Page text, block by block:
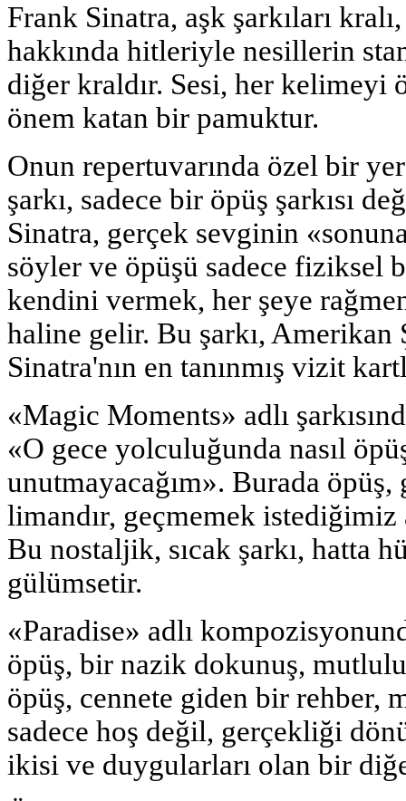
Frank Sinatra, aşk şarkıları
hakkında hitleriyle nesillerin
diğer kraldır. Sesi, her kelimeyi
önem katan bir pamuktur.
Onun repertuvarında özel bir
şarkı, sadece bir öpüş şarkısı
Sinatra, gerçek sevginin
söyler ve öpüşü sadece fiziksel
kendini vermek, her şeye
haline gelir. Bu şarkı, Amerikan
Sinatra'nın en tanınmış vizit
«Magic Moments» adlı
«O gece yolculuğunda nasıl
unutmayacağım». Burada
limandır, geçmemek istediğimiz
Bu nostaljik, sıcak şarkı, hatta
gülümsetir.
«Paradise» adlı
öpüş, bir nazik dokunuş,
öpüş, cennete giden bir rehber,
sadece hoş değil, gerçekliği
ikisi ve duygularları olan bir